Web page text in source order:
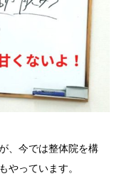
、今では整体院を構
やっています。